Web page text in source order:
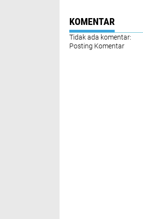
KOMENTAR
Tidak ada komentar:
Posting Komentar